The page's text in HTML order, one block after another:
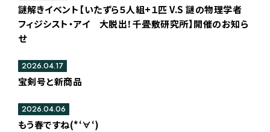
謎解きイベント【いたずら５人組+１匹 V.S 謎の物理学者
フィジシスト・アイ 大脱出！千畳敷研究所】開催のお知ら
せ
宝剣号と新商品
2026.04.17
もう春ですね(*‘∀‘)
2026.04.06